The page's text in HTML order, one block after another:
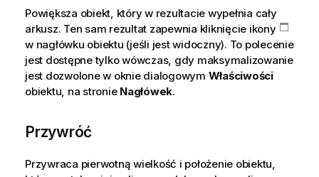
Powiększa obiekt, który w rezultacie wypełnia cały
arkusz. Ten sam rezultat zapewnia kliknięcie ikony
w nagłówku obiektu (jeśli jest widoczny). To polecenie
jest dostępne tylko wówczas, gdy maksymalizowanie
jest dozwolone w oknie dialogowym Właściwości
obiektu, na stronie Nagłówek.
Przywróć
Przywraca pierwotną wielkość i położenie obiektu,